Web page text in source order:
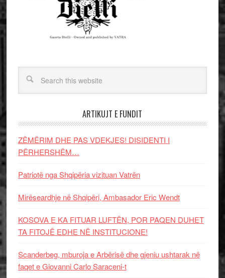
ARTIKUJT E FUNDIT
ZËMËRIM DHE PAS VDEKJES! DISIDENTI I
PËRHERSHËM…
Patriotë nga Shqipëria vizituan Vatrën
Mirëseardhje në Shqipëri, Ambasador Eric Wendt
KOSOVA E KA FITUAR LUFTËN, POR PAQEN DUHET
TA FITOJË EDHE NË INSTITUCIONE!
Scanderbeg, mburoja e Arbërisë dhe gjeniu ushtarak në
faqet e Giovanni Carlo Saraceni-t